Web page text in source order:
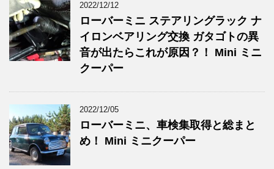
2022/12/12
ローバーミニ ステアリングラック ナ
イロンベアリング交換 ガタゴトの異
音が出たらこれが原因？！ Mini ミニ
クーパー
2022/12/05
ローバーミニ、車検集取得と総まと
め！ Mini ミニクーパー